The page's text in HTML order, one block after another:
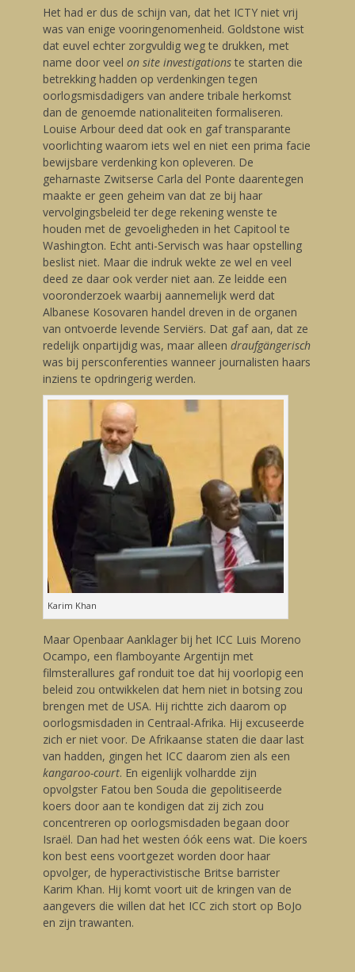
Het had er dus de schijn van, dat het ICTY niet vrij
was van enige vooringenomenheid. Goldstone wist
dat euvel echter zorgvuldig weg te drukken, met
name door veel on site investigations te starten die
betrekking hadden op verdenkingen tegen
oorlogsmisdadigers van andere tribale herkomst
dan de genoemde nationaliteiten formaliseren.
Louise Arbour deed dat ook en gaf transparante
voorlichting waarom iets wel en niet een prima facie
bewijsbare verdenking kon opleveren. De
geharnaste Zwitserse Carla del Ponte daarentegen
maakte er geen geheim van dat ze bij haar
vervolgingsbeleid ter dege rekening wenste te
houden met de gevoeligheden in het Capitool te
Washington. Echt anti-Servisch was haar opstelling
beslist niet. Maar die indruk wekte ze wel en veel
deed ze daar ook verder niet aan. Ze leidde een
vooronderzoek waarbij aannemelijk werd dat
Albanese Kosovaren handel dreven in de organen
van ontvoerde levende Serviërs. Dat gaf aan, dat ze
redelijk onpartijdig was, maar alleen draufgängerisch
was bij persconferenties wanneer journalisten haars
inziens te opdringerig werden.
Karim Khan
Maar Openbaar Aanklager bij het ICC Luis Moreno
Ocampo, een flamboyante Argentijn met
filmsterallures gaf ronduit toe dat hij voorlopig een
beleid zou ontwikkelen dat hem niet in botsing zou
brengen met de USA. Hij richtte zich daarom op
oorlogsmisdaden in Centraal-Afrika. Hij excuseerde
zich er niet voor. De Afrikaanse staten die daar last
van hadden, gingen het ICC daarom zien als een
kangaroo-court. En eigenlijk volhardde zijn
opvolgster Fatou ben Souda die gepolitiseerde
koers door aan te kondigen dat zij zich zou
concentreren op oorlogsmisdaden begaan door
Israël. Dan had het westen óók eens wat. Die koers
kon best eens voortgezet worden door haar
opvolger, de hyperactivistische Britse barrister
Karim Khan. Hij komt voort uit de kringen van de
aangevers die willen dat het ICC zich stort op BoJo
en zijn trawanten.